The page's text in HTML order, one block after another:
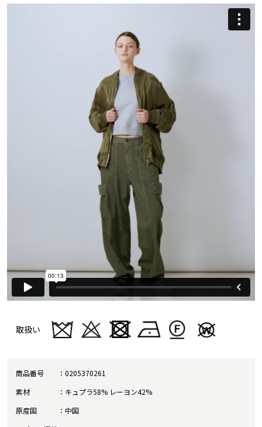
取扱い
商品番号
0205370261
素材
キュプラ58% レーヨン42%
原産国
中国